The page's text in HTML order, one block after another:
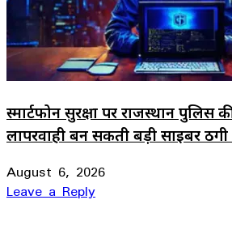
स्मार्टफोन सुरक्षा पर राजस्थान पुलिस
लापरवाही बन सकती बड़ी साइबर
August 6, 2026
Leave a Reply